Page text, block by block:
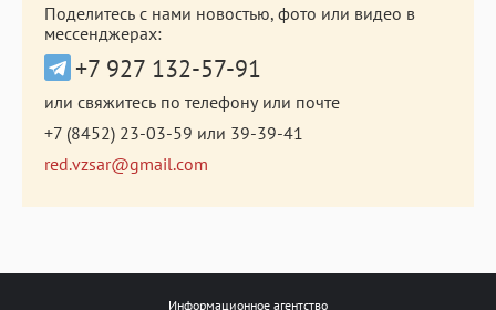
Поделитесь с нами новостью, фото или видео в
мессенджерах:
+7 927 132-57-91
или свяжитесь по телефону или почте
+7 (8452) 23-03-59 или 39-39-41
red.vzsar@gmail.com
Информационное агентство